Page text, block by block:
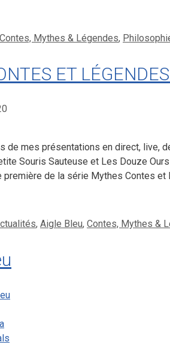
Contes, Mythes & Légendes,
ET
de mes présentations en direct, live,
Souris Sauteuse et Les Douze
de la série Mythes Contes
, Aigle Bleu, Contes, Mythes &